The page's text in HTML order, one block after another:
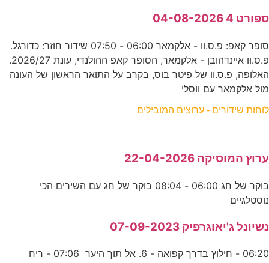
ספורט 4 04-08-2026
סופר קאפ: פ.ס.וו - אלקמאר 06:00 - 07:50 שידור חוזר: כדורגל.
פ.ס.וו איינדהובן - אלקמאר, הסופר קאפ ההולנדי, עונת 2026/27.
האלופה, פ.ס.וו של פיטר בוס, בקרב על התואר הראשון של העונה
מול אלקמאר עם ווסלי
לוחות שידורים - ערוצים המובילים
ערוץ המוסיקה 22-04-2026
בוקר של חג 06:00 - 08:04 בוקר של חג עם השירים הכי
נוסטלגיים
נשיונל ג'יאוגרפיק 07-09-2023
06:20 - חילוץ בדרך קפואה - 6. אל תוך היער 07:06 - ריח